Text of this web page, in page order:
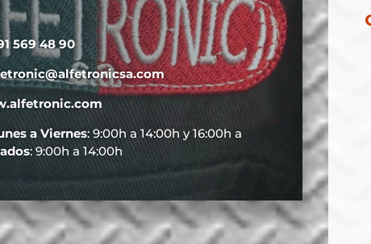
569 48 90
a Viernes: 9:00h a 14:00h y 16:00h a
: 9:00h a 14:00h